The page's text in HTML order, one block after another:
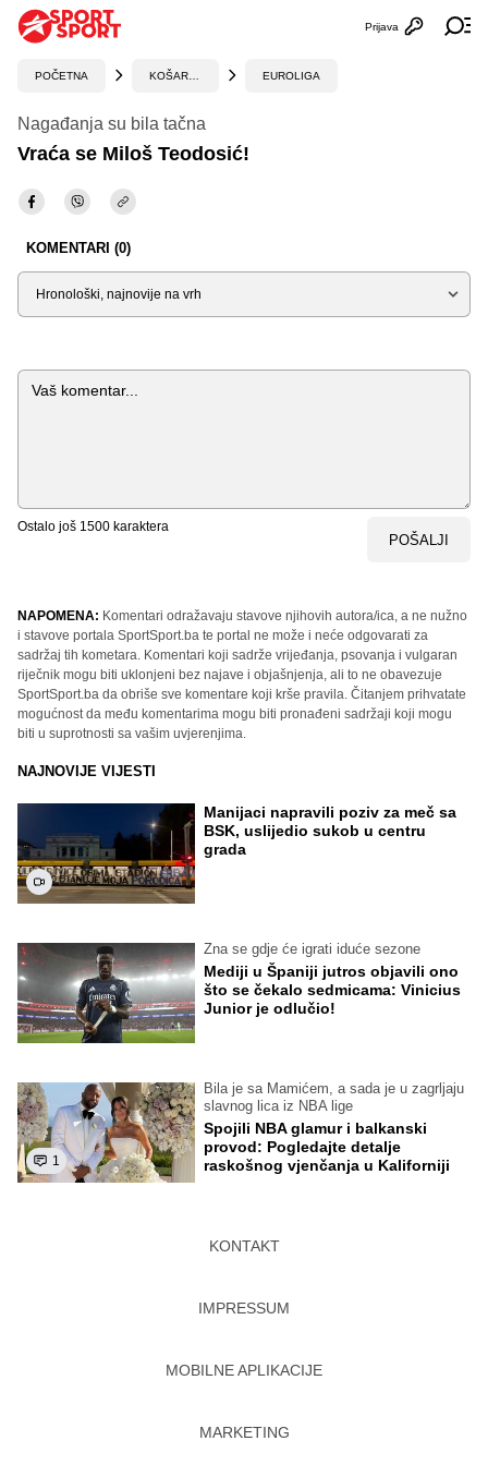
Otvori
Prijava
POČETNA EUROLIGA
Nagađanja su bila tačna
Vraća se Miloš Teodosić!
KOMENTARI (0)
Sortiraj
Komentar
Ostalo još 1500 karaktera
POŠALJI
NAPOMENA: Komentari odražavaju stavove njihovih autora/ica, a ne nužno
i stavove portala SportSport.ba te portal ne može i neće odgovarati za
sadržaj tih kometara. Komentari koji sadrže vrijeđanja, psovanja i vulgaran
riječnik mogu biti uklonjeni bez najave i objašnjenja, ali to ne obavezuje
SportSport.ba da obriše sve komentare koji krše pravila. Čitanjem prihvatate
mogućnost da među komentarima mogu biti pronađeni sadržaji koji mogu
biti u suprotnosti sa vašim uvjerenjima.
NAJNOVIJE VIJESTI
Manijaci napravili poziv za meč sa
BSK, uslijedio sukob u centru
grada
Zna se gdje će igrati iduće sezone
Mediji u Španiji jutros objavili ono
što se čekalo sedmicama: Vinicius
Junior je odlučio!
1
Bila je sa Mamićem, a sada je u zagrljaju
slavnog lica iz NBA lige
Spojili NBA glamur i balkanski
provod: Pogledajte detalje
raskošnog vjenčanja u Kaliforniji
KONTAKT
IMPRESSUM
MOBILNE APLIKACIJE
MARKETING